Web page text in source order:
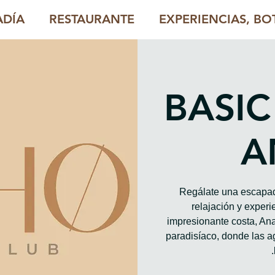
RESTAURANTE EXPERIENCIAS,
Regálate una
relajación y
impresionante costa,
paradisíaco, donde las